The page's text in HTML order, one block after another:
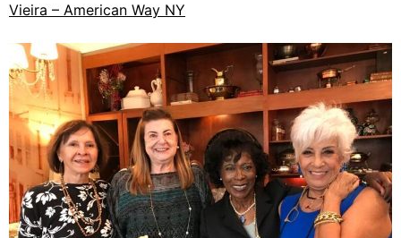
Vieira – American Way NY